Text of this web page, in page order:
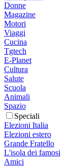
Donne
Magazine
Motori
Viaggi
Cucina
Tgtech
E-Planet
Cultura
Salute
Scuola
Animali
Spazio
Speciali
Elezioni Italia
Elezioni estero
Grande Fratello
L'isola dei famosi
Amici